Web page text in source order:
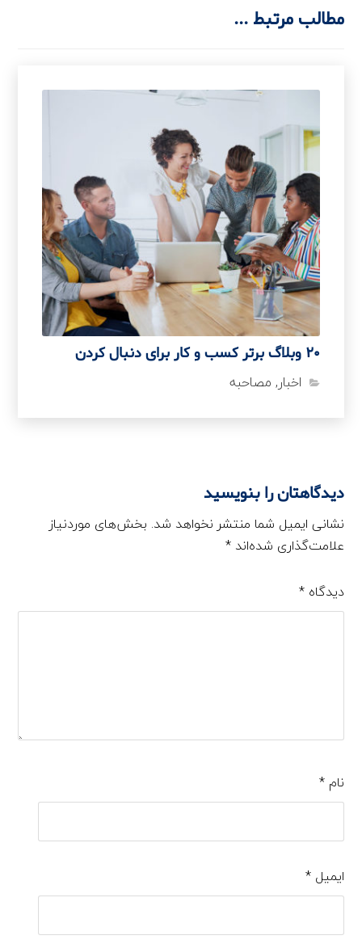
مطالب مرتبط ...
20 وبلاگ برتر کسب و کار برای دنبال کردن
اخبار, مصاحبه
دیدگاهتان را بنویسید
نشانی ایمیل شما منتشر نخواهد شد. بخش‌های موردنیاز
علامت‌گذاری شده‌اند*
دیدگاه*
نام*
ایمیل*